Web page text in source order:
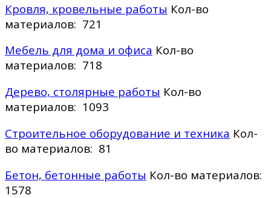
Кровля, кровельные работы Кол-во
материалов: 721
Мебель для дома и офиса Кол-во
материалов: 718
Дерево, столярные работы Кол-во
материалов: 1093
Строительное оборудование и техника Кол-
во материалов: 81
Бетон, бетонные работы Кол-во материалов:
1578